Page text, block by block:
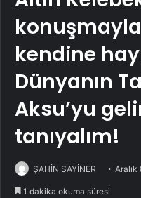
kendine
Dünyanın
Aksu’yu
tanıyalım!
ŞAHİN SAYİNER Aralık
1 dakika okuma süresi